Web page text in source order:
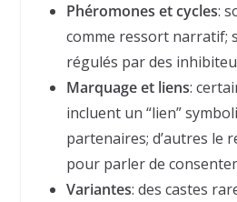
Phéromones et cycles:
comme ressort narratif;
régulés par des
Marquage et liens:
incluent un “lien”
partenaires; d’autres le
pour parler de
Variantes: des castes